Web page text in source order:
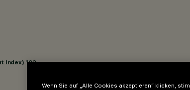
Index) 102
Wenn Sie auf „Alle Cookies akzeptieren“ klicken,